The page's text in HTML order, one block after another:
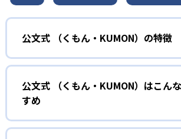
公文式 （くもん・KUMON）の特徴
01
無学年式の学力別学
KUMONでは、年齢や学年にとらわれずに
力に応じたレベルから学習を始めている。
確実に100点が取れるレベルから少しずつ
公文式 （くもん・KUMON）はこん
すめ
幼児